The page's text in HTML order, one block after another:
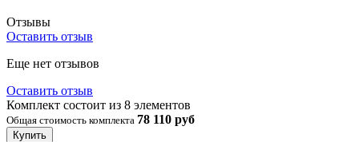
Отзывы
Оставить отзыв
Еще нет отзывов
Оставить отзыв
Комплект состоит из 8 элементов
Общая стоимость комплекта 78 110 руб
Купить